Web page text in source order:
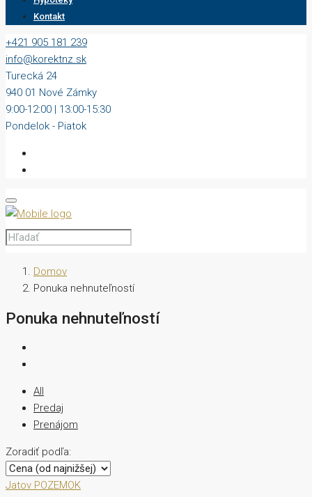
Kontakt
+421 905 181 239
info@korektnz.sk
Turecká 24
940 01 Nové Zámky
9:00-12:00 | 13:00-15:30
Pondelok - Piatok
Domov
Ponuka nehnuteľností
Ponuka nehnuteľností
All
Predaj
Prenájom
Zoradiť podľa:
Jatov POZEMOK